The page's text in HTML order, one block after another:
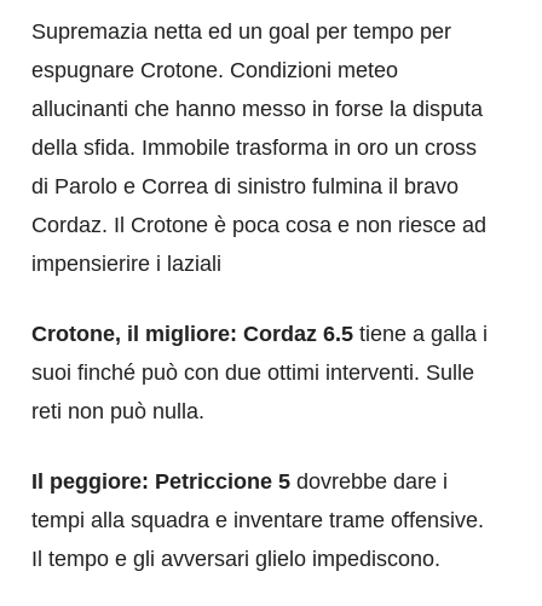
Supremazia netta ed un goal per tempo per
espugnare Crotone. Condizioni meteo
allucinanti che hanno messo in forse la disputa
della sfida. Immobile trasforma in oro un cross
di Parolo e Correa di sinistro fulmina il bravo
Cordaz. Il Crotone è poca cosa e non riesce ad
impensierire i laziali
Crotone, il migliore: Cordaz 6.5 tiene a galla i
suoi finché può con due ottimi interventi. Sulle
reti non può nulla.
Il peggiore: Petriccione 5 dovrebbe dare i
tempi alla squadra e inventare trame offensive.
Il tempo e gli avversari glielo impediscono.